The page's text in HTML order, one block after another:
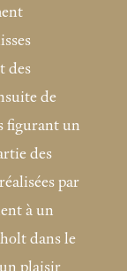
des
de
figurant un
des
par
à un
dans le
plaisir